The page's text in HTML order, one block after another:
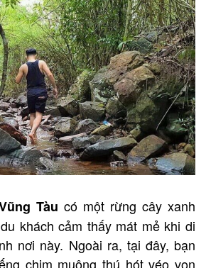
Tàu có một rừng cây xanh
khách cảm thấy mát mẻ khi di
nơi này. Ngoài ra, tại đây, bạn
chim muông thú hót véo von